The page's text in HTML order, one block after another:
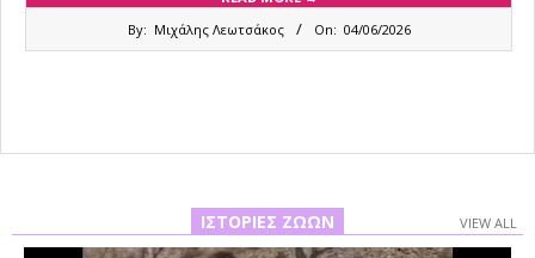
By: Μιχάλης Λεωτσάκος On: 04/06/2026
ΙΣΤΟΡΊΕΣ ΖΏΩΝ VIEW ALL